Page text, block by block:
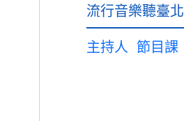
流行音樂聽臺北
主持人 節目課